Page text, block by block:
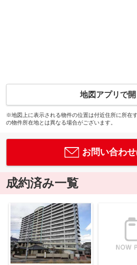
地図アプリで開
※地図上に表示される物件の位置は付近住所に所在
の物件所在地とは異なる場合がございます。
お問い合わ
成約済み一覧